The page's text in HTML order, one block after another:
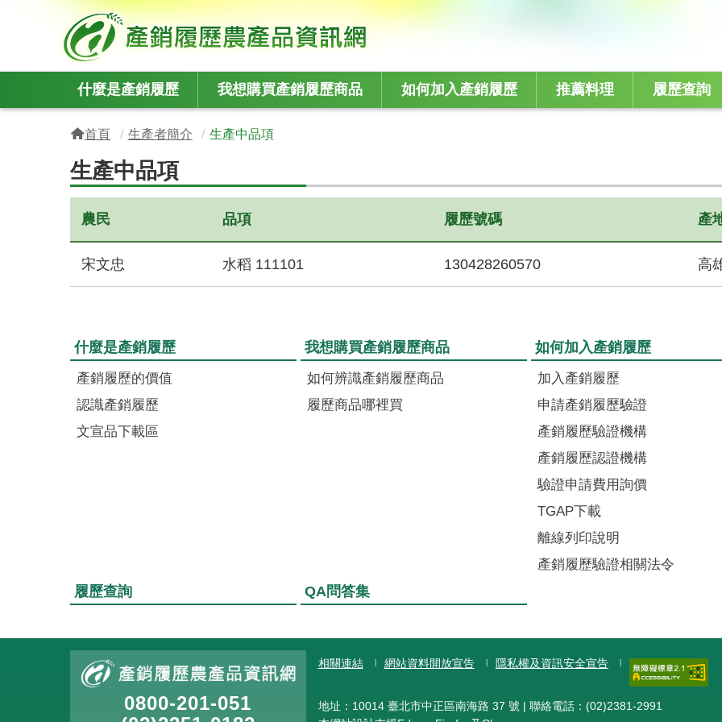
什麼是產銷履歷 我想購買產銷履歷商品 如何加入產銷履歷 推薦料理 履歷查詢
首頁 生產者簡介 生產中品項
生產中品項
農民 品項 履歷號碼 產
宋文忠 水稻 111101 130428260570 高
什麼是產銷履歷
產銷履歷的價值
認識產銷履歷
文宣品下載區
我想購買產銷履歷商品
如何辨識產銷履歷商品
履歷商品哪裡買
如何加入產銷履歷
加入產銷履歷
申請產銷履歷驗證
產銷履歷驗證機構
產銷履歷認證機構
驗證申請費用詢價
TGAP下載
離線列印說明
產銷履歷驗證相關法令
履歷查詢 QA問答集
0800-201-051
相關連結 網站資料開放宣告 隱私權及資訊安全宣告
地址：10014 臺北市中正區南海路 37 號 | 聯絡電話：(02)2381-2991